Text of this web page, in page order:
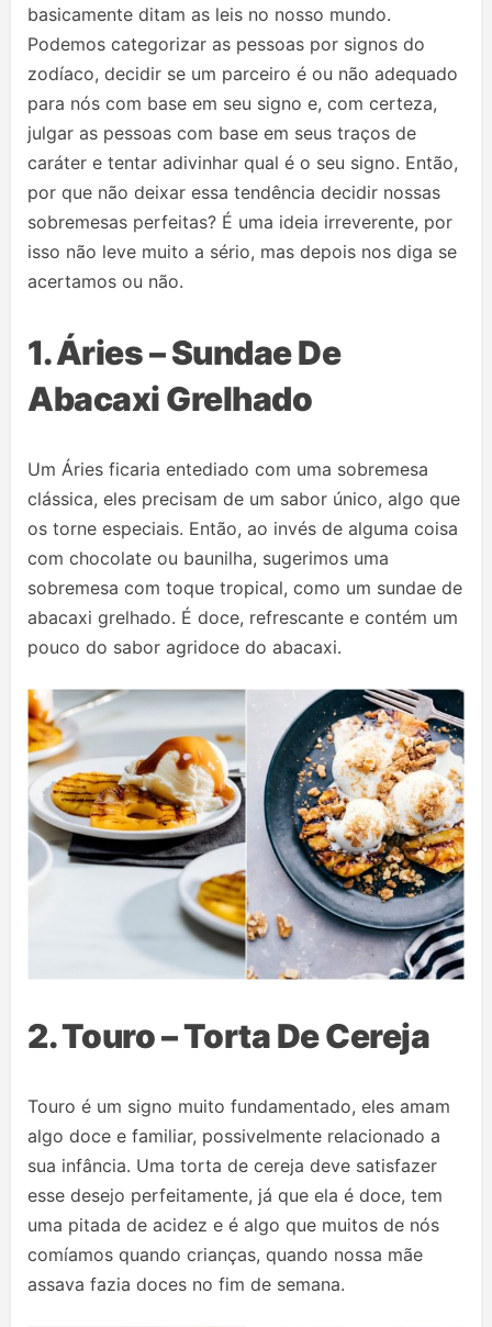
basicamente ditam as leis no nosso mundo.
Podemos categorizar as pessoas por signos do
zodíaco, decidir se um parceiro é ou não adequado
para nós com base em seu signo e, com certeza,
julgar as pessoas com base em seus traços de
caráter e tentar adivinhar qual é o seu signo. Então,
por que não deixar essa tendência decidir nossas
sobremesas perfeitas? É uma ideia irreverente, por
isso não leve muito a sério, mas depois nos diga se
acertamos ou não.
1. Áries –Sundae De
Abacaxi Grelhado
Um Áries ficaria entediado com uma sobremesa
clássica, eles precisam de um sabor único, algo que
os torne especiais. Então, ao invés de alguma coisa
com chocolate ou baunilha, sugerimos uma
sobremesa com toque tropical, como um sundae de
abacaxi grelhado. É doce, refrescante e contém um
pouco do sabor agridoce do abacaxi.
2. Touro – Torta De Cereja
Touro é um signo muito fundamentado, eles amam
algo doce e familiar, possivelmente relacionado a
sua infância. Uma torta de cereja deve satisfazer
esse desejo perfeitamente, já que ela é doce, tem
uma pitada de acidez e é algo que muitos de nós
comíamos quando crianças, quando nossa mãe
assava fazia doces no fim de semana.